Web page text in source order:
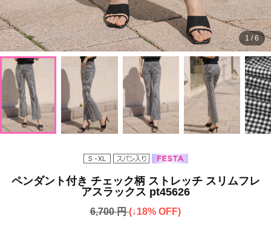
1/6
ペンダント付き チェック柄 ストレッチ スリムフレ
アスラックス pt45626
6,700 円(↓18% OFF)